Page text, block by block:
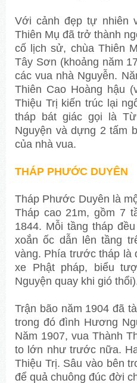
Với cảnh đẹp tự nhiên
Thiên Mụ đã trở thành
cố lịch sử, chùa Thiên
Tây Sơn (khoảng năm
các vua nhà Nguyễn.
Thiên Cao Hoàng hậu
Thiệu Trị kiến trúc lại
tháp bát giác gọi là
Nguyện và dựng 2 tấm
của nhà vua.
THÁP PHƯỚC DUYÊN
Tháp Phước Duyên là
Tháp cao 21m, gồm 7
1844. Mỗi tầng tháp
xoắn ốc dẫn lên tầng
vàng. Phía trước tháp là
xe Phật pháp, biểu
Nguyện quay khi gió
Trận bão năm 1904 đã
trong đó đình Hương
Năm 1907, vua Thành
to lớn như trước nữa.
Thiệu Trị. Sâu vào bên
để quả chuông đúc đời